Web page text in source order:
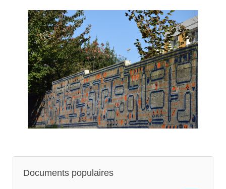
Documents populaires